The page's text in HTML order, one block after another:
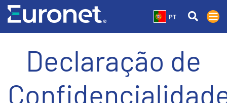
PT
Declaração de